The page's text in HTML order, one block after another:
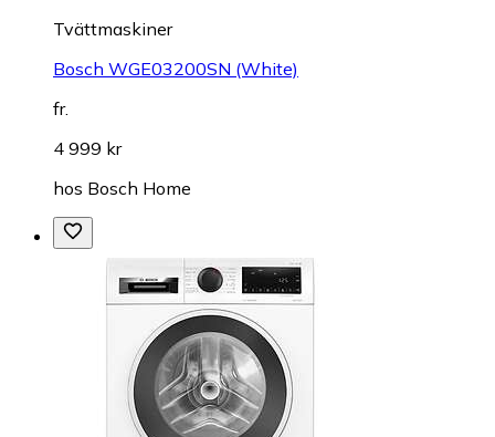
Tvättmaskiner
Bosch WGE03200SN (White)
fr.
4 999 kr
hos Bosch Home